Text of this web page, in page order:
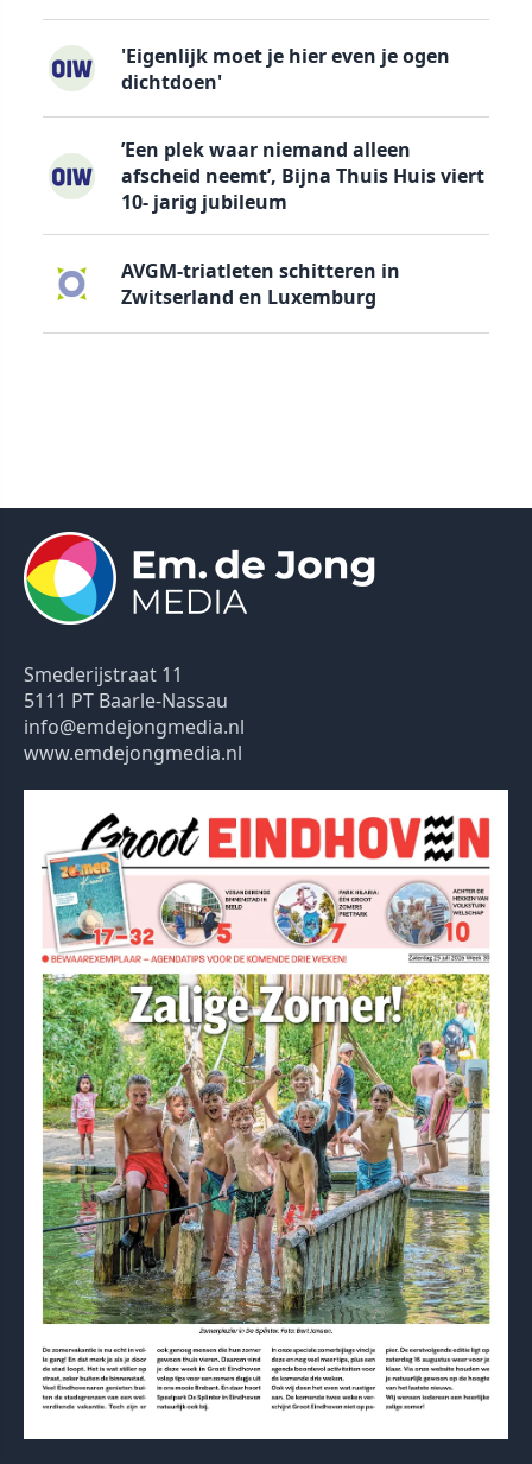
'Eigenlijk moet je hier even je ogen
dichtdoen'
’Een plek waar niemand alleen
afscheid neemt’, Bijna Thuis Huis viert
10- jarig jubileum
AVGM-triatleten schitteren in
Zwitserland en Luxemburg
Smederijstraat 11
5111 PT Baarle-Nassau
info@emdejongmedia.nl
www.emdejongmedia.nl